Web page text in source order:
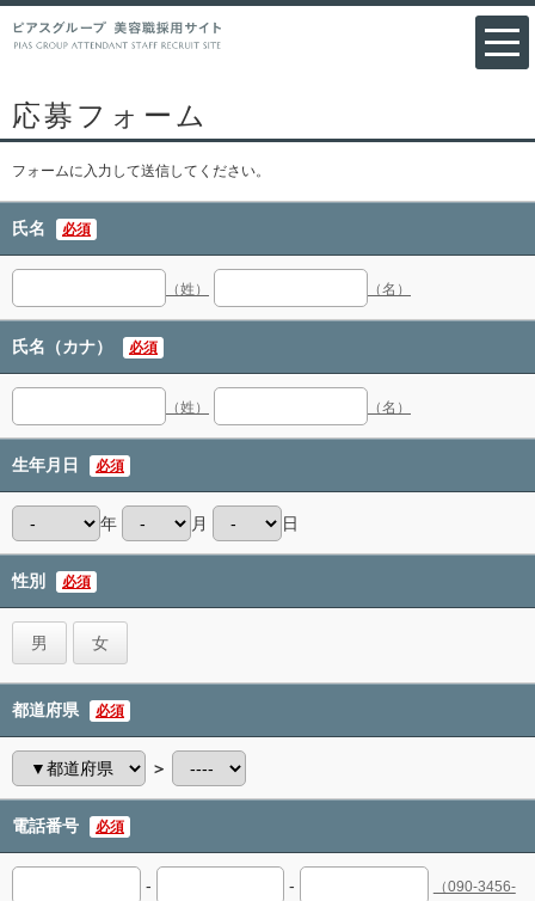
応募フォーム
フォームに入力して送信してください。
氏名 必須
（姓） （名）
氏名（カナ） 必須
（姓） （名）
生年月日 必須
年 月 日
性別 必須
男 女
都道府県 必須
＞
電話番号 必須
- -
（090-3456-